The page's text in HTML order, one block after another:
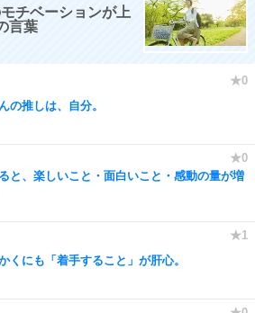
チベーションが上
言葉
の推しは、自分。
と、楽しいこと・面白いこと・感動の量が増
くにも「着手すること」が肝心。